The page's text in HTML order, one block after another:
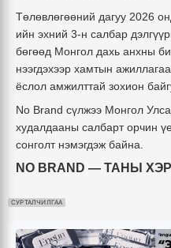
Төлөвлөгөөний дагуу 2026
ийн эхний 3-н салбар
бөгөөд Монгол дахь анхны
нээгдэхээр хамтын
ёслол амжилттай зохион
No Brand сүлжээ Монгол
худалдааны салбарт орчин
сонголт нэмэгдэж байна.
NO BRAND — ТАНЫ
СУРТАЛЧИЛГАА